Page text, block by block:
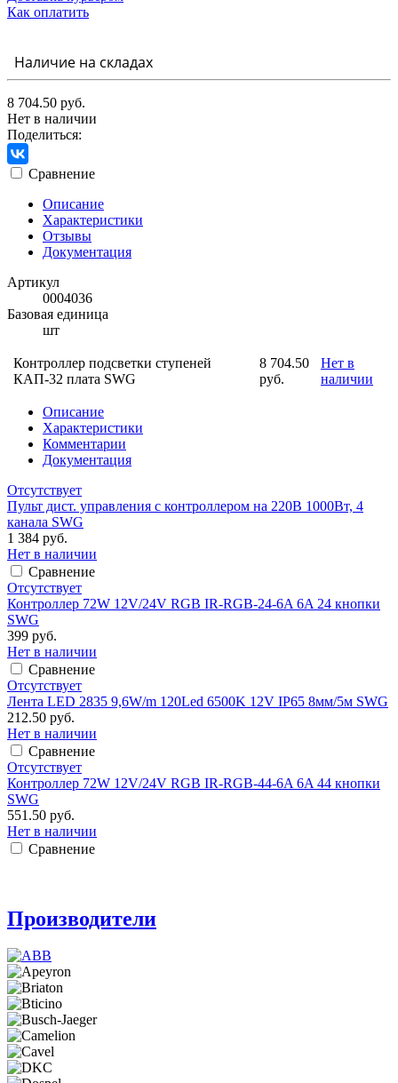
Как оплатить
Наличие на складах
8 704.50 руб.
Нет в наличии
Поделиться:
Сравнение
Описание
Характеристики
Отзывы
Документация
Артикул
0004036
Базовая единица
шт
Контроллер подсветки ступеней
КАП-32 плата SWG
8 704.50
руб.
Нет в
наличии
Описание
Характеристики
Комментарии
Документация
Отсутствует
Пульт дист. управления с контроллером на 220В 1000Вт, 4
канала SWG
1 384 руб.
Нет в наличии
Сравнение
Отсутствует
Контроллер 72W 12V/24V RGB IR-RGB-24-6A 6A 24 кнопки
SWG
399 руб.
Нет в наличии
Сравнение
Отсутствует
Лента LED 2835 9,6W/m 120Led 6500K 12V IP65 8мм/5м SWG
212.50 руб.
Нет в наличии
Сравнение
Отсутствует
Контроллер 72W 12V/24V RGB IR-RGB-44-6A 6A 44 кнопки
SWG
551.50 руб.
Нет в наличии
Сравнение
Производители